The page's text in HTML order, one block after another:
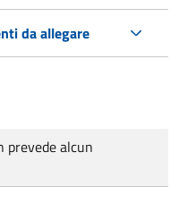
da allegare
prevede alcun